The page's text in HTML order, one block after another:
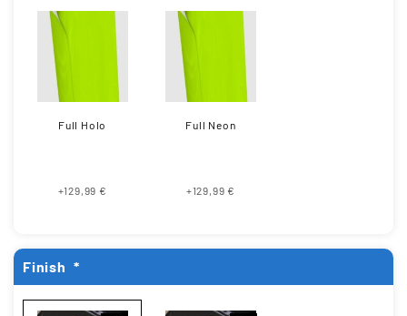
Full Holo
+129,99 €
Full Neon
+129,99 €
Finish *